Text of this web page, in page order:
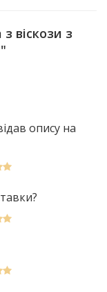
віскози з
опису на